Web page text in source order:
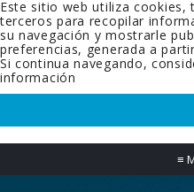
Este sitio web utiliza cookies,
terceros para recopilar
su navegación y mostrarle
preferencias, generada a
Si continua navegando,
información
≡